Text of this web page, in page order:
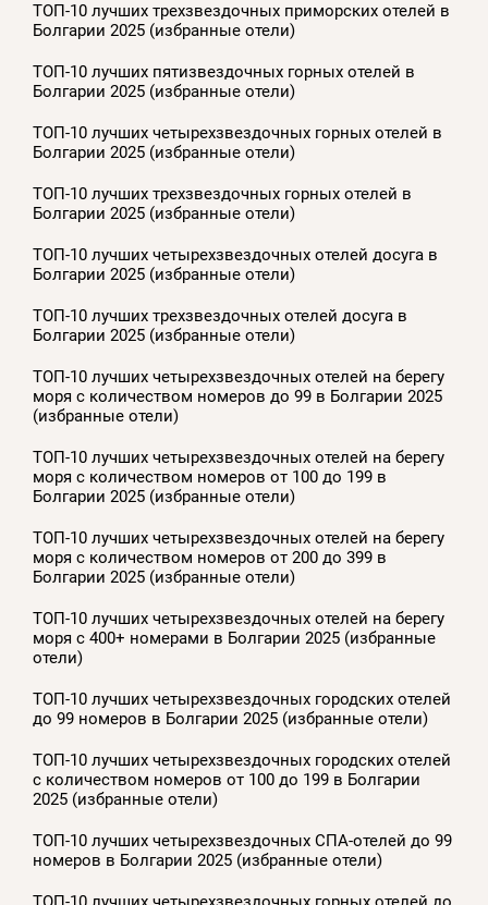
ТОП-10 лучших трехзвездочных приморских отелей в
Болгарии 2025 (избранные отели)
ТОП-10 лучших пятизвездочных горных отелей в
Болгарии 2025 (избранные отели)
ТОП-10 лучших четырехзвездочных горных отелей в
Болгарии 2025 (избранные отели)
ТОП-10 лучших трехзвездочных горных отелей в
Болгарии 2025 (избранные отели)
ТОП-10 лучших четырехзвездочных отелей досуга в
Болгарии 2025 (избранные отели)
ТОП-10 лучших трехзвездочных отелей досуга в
Болгарии 2025 (избранные отели)
ТОП-10 лучших четырехзвездочных отелей на берегу
моря с количеством номеров до 99 в Болгарии 2025
(избранные отели)
ТОП-10 лучших четырехзвездочных отелей на берегу
моря с количеством номеров от 100 до 199 в
Болгарии 2025 (избранные отели)
ТОП-10 лучших четырехзвездочных отелей на берегу
моря с количеством номеров от 200 до 399 в
Болгарии 2025 (избранные отели)
ТОП-10 лучших четырехзвездочных отелей на берегу
моря с 400+ номерами в Болгарии 2025 (избранные
отели)
ТОП-10 лучших четырехзвездочных городских отелей
до 99 номеров в Болгарии 2025 (избранные отели)
ТОП-10 лучших четырехзвездочных городских отелей
с количеством номеров от 100 до 199 в Болгарии
2025 (избранные отели)
ТОП-10 лучших четырехзвездочных СПА-отелей до 99
номеров в Болгарии 2025 (избранные отели)